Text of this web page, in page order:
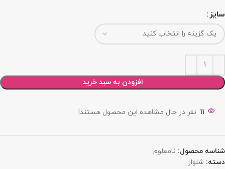
سایز
افزودن به سبد خرید
11 نفر در حال مشاهده این محصول هستند!
شناسه محصول: نامعلوم
دسته: شلوار